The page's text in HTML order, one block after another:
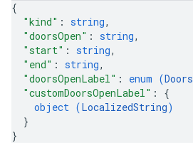
{
"kind" : string,
"doorsOpen" : string,
"start" : string,
"end" : string,
"doorsOpenLabel" : enum (
"customDoorsOpenLabel" : {
object (LocalizedString)
}
}